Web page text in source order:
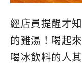
經店員提醒才
的雞湯！喝起
喝冰飲料的人